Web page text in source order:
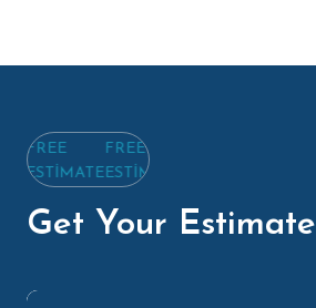
FREE
ESTIMATE
Get Your Estimate